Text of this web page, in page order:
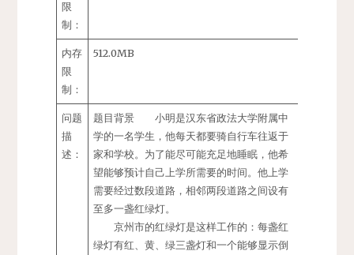
限
制：
内存
限
制：
512.0MB
问题
描
述：
题目背景 小明是汉东省政法大学附属中
学的一名学生，他每天都要骑自行车往返于
家和学校。为了能尽可能充足地睡眠，他希
望能够预计自己上学所需要的时间。他上学
需要经过数段道路，相邻两段道路之间设有
至多一盏红绿灯。
京州市的红绿灯是这样工作的：每盏红
绿灯有红、黄、绿三盏灯和一个能够显示倒